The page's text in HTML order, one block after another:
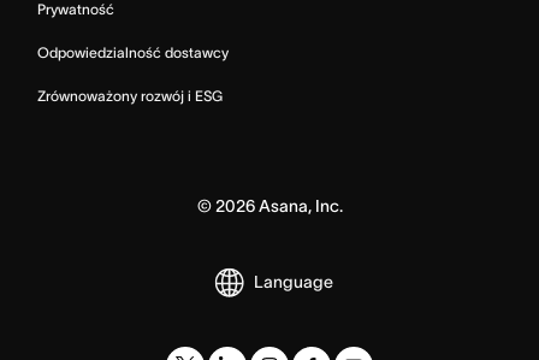
Prywatność
Odpowiedzialność dostawcy
Zrównoważony rozwój i ESG
©2026Asana, Inc.
Language